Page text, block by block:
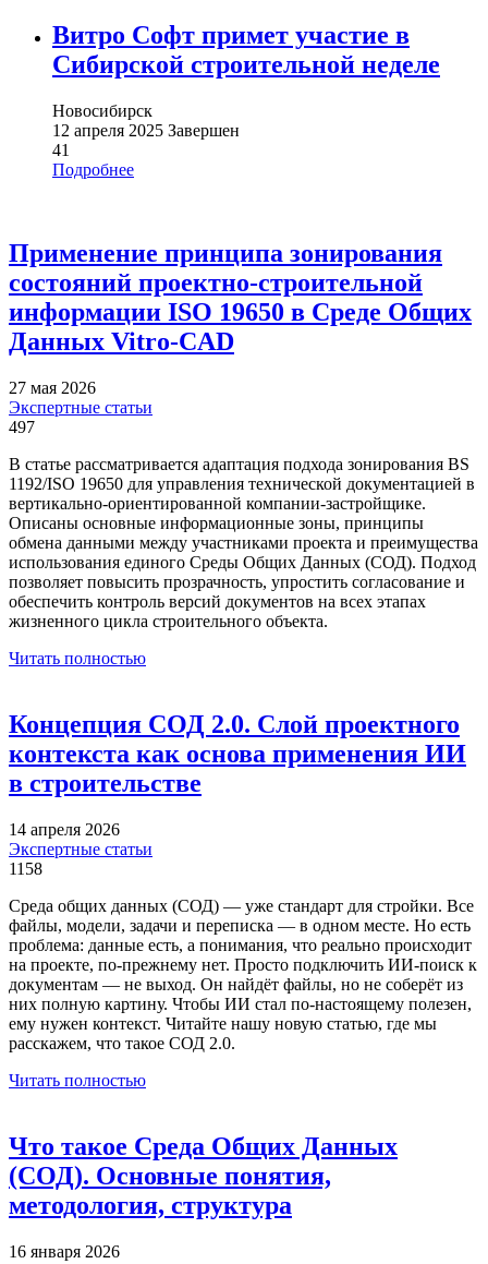
Витро Софт примет участие в
Сибирской строительной неделе
Новосибирск
12 апреля 2025 Завершен
41
Подробнее
Применение принципа зонирования
состояний проектно-строительной
информации ISO 19650 в Среде Общих
Данных Vitro-CAD
27 мая 2026
Экспертные статьи
497
В статье рассматривается адаптация подхода зонирования BS
1192/ISO 19650 для управления технической документацией в
вертикально-ориентированной компании-застройщике.
Описаны основные информационные зоны, принципы
обмена данными между участниками проекта и преимущества
использования единого Среды Общих Данных (СОД). Подход
позволяет повысить прозрачность, упростить согласование и
обеспечить контроль версий документов на всех этапах
жизненного цикла строительного объекта.
Читать полностью
Концепция СОД 2.0. Слой проектного
контекста как основа применения ИИ
в строительстве
14 апреля 2026
Экспертные статьи
1158
Среда общих данных (СОД) — уже стандарт для стройки. Все
файлы, модели, задачи и переписка — в одном месте. Но есть
проблема: данные есть, а понимания, что реально происходит
на проекте, по-прежнему нет. Просто подключить ИИ-поиск к
документам — не выход. Он найдёт файлы, но не соберёт из
них полную картину. Чтобы ИИ стал по-настоящему полезен,
ему нужен контекст. Читайте нашу новую статью, где мы
расскажем, что такое СОД 2.0.
Читать полностью
Что такое Среда Общих Данных
(СОД). Основные понятия,
методология, структура
16 января 2026